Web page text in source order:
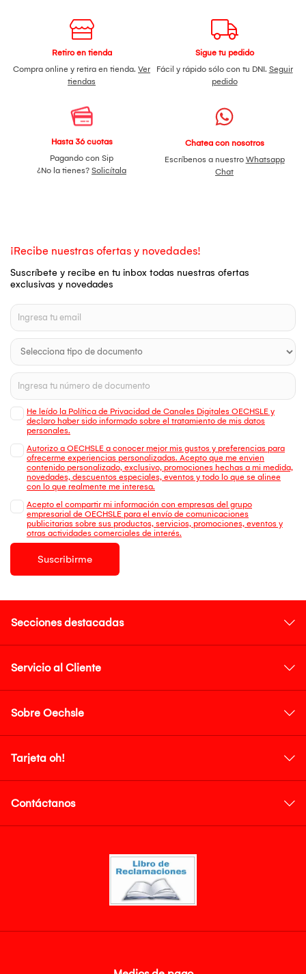
Retiro en tienda
Compra online y retira en tienda. Ver
tiendas
Sigue tu pedido
Fácil y rápido sólo con tu DNI. Seguir
pedido
Hasta 36 cuotas
Pagando con Sip
¿No la tienes? Solicítala
Chatea con nosotros
Escríbenos a nuestro Whatsapp
Chat
¡Recibe nuestras ofertas y novedades!
Suscríbete y recibe en tu inbox todas nuestras ofertas
exclusivas y novedades
He leído la Política de Privacidad de Canales Digitales OECHSLE y
declaro haber sido informado sobre el tratamiento de mis datos
personales.
Autorizo a OECHSLE a conocer mejor mis gustos y preferencias para
ofrecerme experiencias personalizadas. Acepto que me envien
contenido personalizado, exclusivo, promociones hechas a mi medida,
novedades, descuentos especiales, eventos y todo lo que se alinee
con lo que realmente me interesa.
Acepto el compartir mi información con empresas del grupo
empresarial de OECHSLE para el envío de comunicaciones
publicitarias sobre sus productos, servicios, promociones, eventos y
otras actividades comerciales de interés.
Suscribirme
Secciones destacadas
Servicio al Cliente
Sobre Oechsle
Tarjeta oh!
Contáctanos